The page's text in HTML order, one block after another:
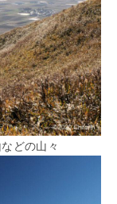
どの山々